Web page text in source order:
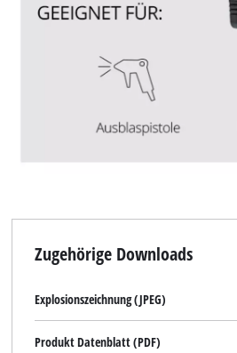
This content is not
visitor. The website
to the list of
Zugehörige Downloads
Explosionszeichnung (JPEG)
Produkt Datenblatt (PDF)